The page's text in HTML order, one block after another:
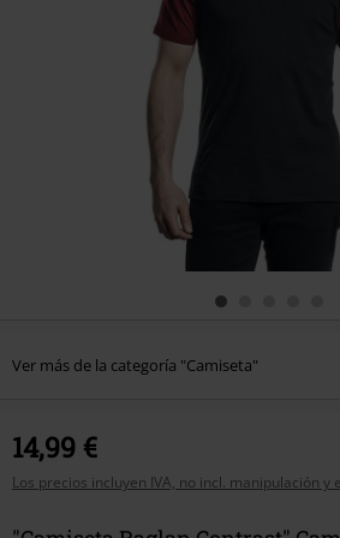
Ver más de la categoría "Camiseta"
14,99 €
Los precios incluyen IVA, no incl. manipulación y